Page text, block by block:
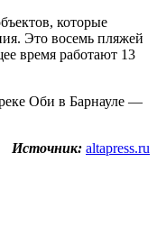
которые
Это восемь пляжей
время работают 13
Оби в Барнауле —
Источник: altapress.ru